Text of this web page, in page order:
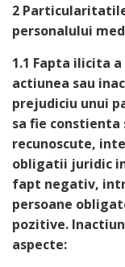
2
personalului
1.1 Fapta ilicita
actiunea sau
prejudiciu unui
sa fie
recunoscute,
obligatii juridic
fapt negativ,
persoane
pozitive.
aspecte: